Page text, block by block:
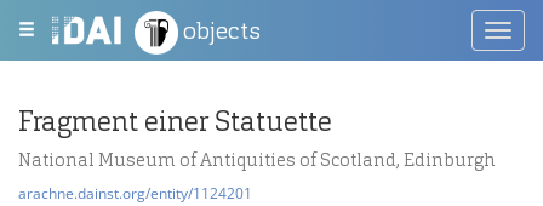
objects
Fragment einer Statuette
National Museum of Antiquities of Scotland, Edinburgh
arachne.dainst.org/entity/1124201